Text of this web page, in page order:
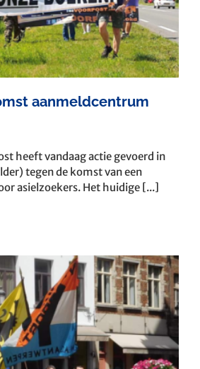
aanmeldcentrum
heeft vandaag actie gevoerd in
tegen de komst van een
asielzoekers. Het huidige [...]